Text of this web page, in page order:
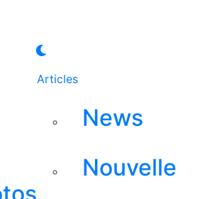
Articles
News
Nouvelle